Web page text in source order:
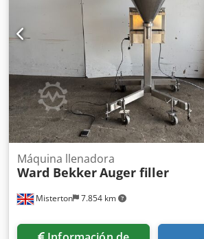
Misterton 7.854 km
Máquina llenadora
Ward BekkerAuger filler